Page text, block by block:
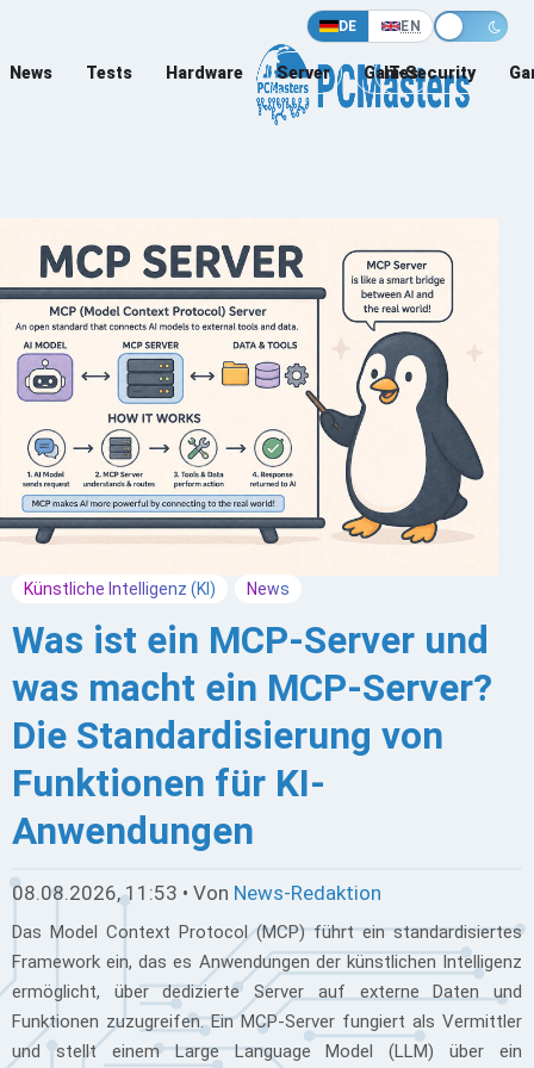
DE EN
News Tests Hardware Server Games
IT-Security
Künstliche Intelligenz (KI) News
Was ist ein MCP-Server und
was macht ein MCP-Server?
Die Standardisierung von
Funktionen für KI-
Anwendungen
08.08.2026, 11:53 • Von News-Redaktion
Das Model Context Protocol (MCP) führt ein standardisiertes
Framework ein, das es Anwendungen der künstlichen Intelligenz
ermöglicht, über dedizierte Server auf externe Daten und
Funktionen zuzugreifen. Ein MCP-Server fungiert als Vermittler
und stellt einem Large Language Model (LLM) über ein